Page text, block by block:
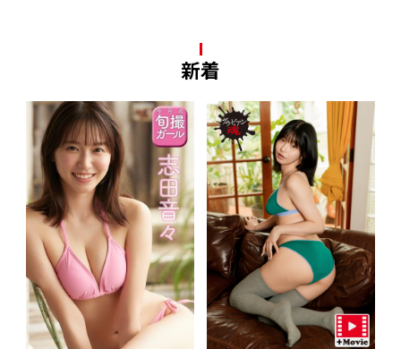
新着